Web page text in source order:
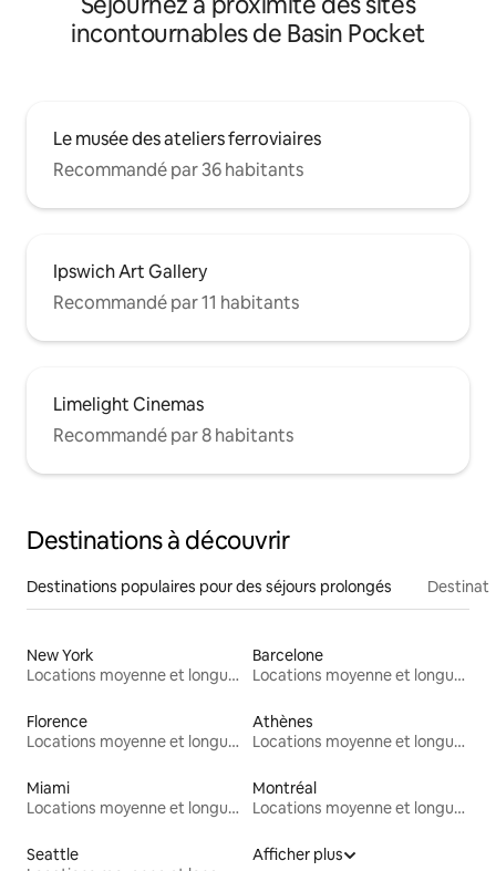
incontournables de Basin Pocket
Le musée des ateliers ferroviaires
Recommandé par 36 habitants
Ipswich Art Gallery
Recommandé par 11 habitants
Limelight Cinemas
Recommandé par 8 habitants
Destinations à découvrir
Destinations populaires pour des séjours prolongés
New York
Locations moyenne et longue durée
Barcelone
Locations moyenne et longue durée
Florence
Locations moyenne et longue durée
Athènes
Locations moyenne et longue durée
Miami
Locations moyenne et longue durée
Montréal
Locations moyenne et longue durée
Seattle
Afficher plus